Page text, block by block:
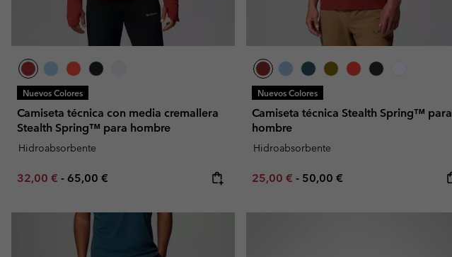
Nuevos Colores
Camiseta técnica con media cremallera
Stealth Spring™ para hombre
Hidroabsorbente
Minimum sale price:
32,00 € - Maximum price:
65,00 €
Nuevos Colores
Camiseta técnica Stealth Spring™ para
hombre
Hidroabsorbente
Minimum sale price:
25,00 € - Maximum price:
50,00 €